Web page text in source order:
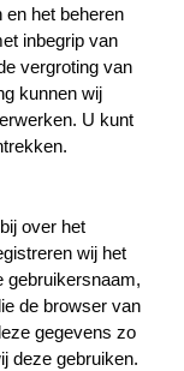
het beheren
inbegrip van
vergroting van
kunnen wij
U kunt
over het
wij het
gebruikersnaam,
de browser van
gegevens zo
deze gebruiken.